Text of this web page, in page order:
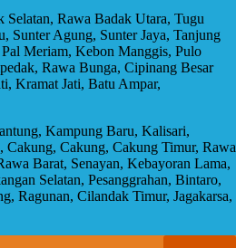
Rawa Badak Utara, Tugu
Sunter Agung, Sunter Jaya, Tanjung
Meriam, Kebon Manggis, Pulo
Rawa Bunga, Cipinang Besar
Kramat Jati, Batu Ampar,
Kampung Baru, Kalisari,
Cakung, Cakung, Cakung Timur, Rawa
Barat, Senayan, Kebayoran Lama,
Selatan, Pesanggrahan, Bintaro,
Ragunan, Cilandak Timur, Jagakarsa,